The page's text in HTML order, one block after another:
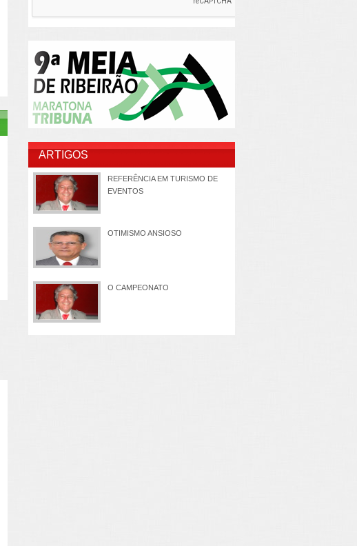
ARTIGOS
REFERÊNCIA EM TURISMO DE
EVENTOS
OTIMISMO ANSIOSO
O CAMPEONATO